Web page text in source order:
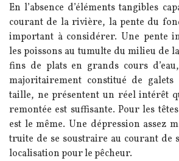
En l’absence d’éléments tangibles
courant de la rivière, la pente du
important à considérer. Une pente
les poissons au tumulte du milieu de
fins de plats en grands cours
majoritairement constitué de
taille, ne présentent un réel intérêt
remontée est suffisante. Pour les
est le même. Une dépression assez
truite de se soustraire au courant de
localisation pour le pêcheur.